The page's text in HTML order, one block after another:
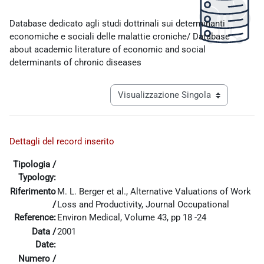
Database dedicato agli studi dottrinali sui determinanti
economiche e sociali delle malattie croniche/ Database
about academic literature of economic and social
determinants of chronic diseases
Navigazione terziaria modalità
Dettagli del record inserito
Tipologia /
Typology:
Riferimento
/
Reference:
M. L. Berger et al., Alternative Valuations of Work
Loss and Productivity, Journal Occupational
Environ Medical, Volume 43, pp 18 -24
Data /
Date:
2001
Numero /